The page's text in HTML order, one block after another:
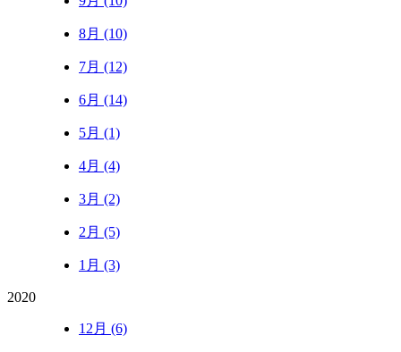
8月 (10)
7月 (12)
6月 (14)
5月 (1)
4月 (4)
3月 (2)
2月 (5)
1月 (3)
2020
12月 (6)